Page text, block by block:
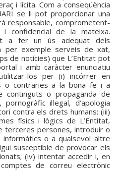
i lícita. Com a conseqüència
se li pot proporcionar una
responsable, comprometent-
de la mateixa.
a fer un ús adequat dels
per exemple serveis de xat,
de notícies) que L’Entitat pot
i amb caràcter enunciatiu
los per (i) incórrer en
o contraries a la bona fe i a
continguts o propaganda de
il·legal, d’apologia
contra els drets humans; (iii)
físics i lògics de L’Entitat,
terceres persones, introduir o
o a qualsevol altre
susceptible de provocar els
(iv) intentar accedir i, en
de correu electrònic